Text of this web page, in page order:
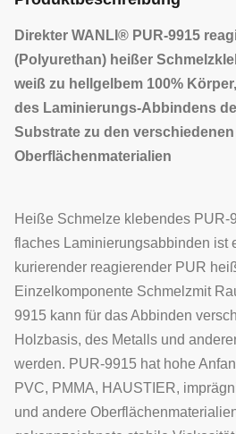
Direkter WANLI® PUR-9915
(Polyurethan) heißer
weiß zu hellgelbem 100%
des Laminierungs-Abbindens
Substrate zu den verschiedenen
Oberflächenmaterialien
Heiße Schmelze klebendes
flaches Laminierungsabbinden ist
kurierender reagierender PUR
Einzelkomponente Schmelzmit
9915 kann für das Abbinden
Holzbasis, des Metalls und
werden. PUR-9915 hat hohe
PVC, PMMA, HAUSTIER,
und andere